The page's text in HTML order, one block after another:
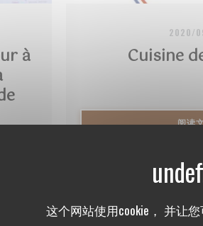
这个网站使用cookie， 并让
à
2020/
Cuisine
阅读